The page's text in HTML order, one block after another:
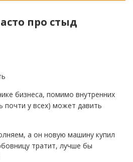
про стыд
бизнеса, помимо внутренних
почти у всех) может давить
а он новую машину купил
тратит, лучше бы